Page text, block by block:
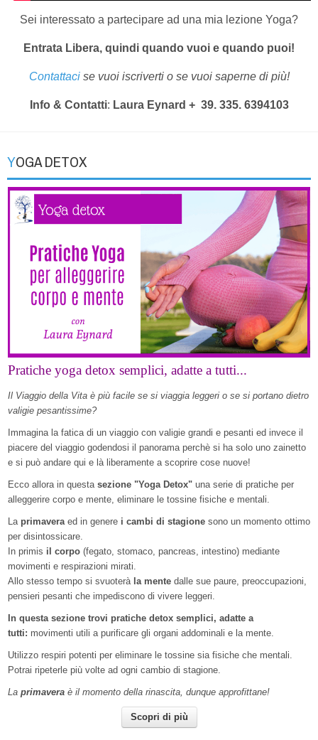
Sei interessato a partecipare ad una mia lezione Yoga?
Entrata Libera, quindi quando vuoi e quando puoi!
Contattacise vuoi iscriverti o se vuoi saperne di più!
Info & Contatti: Laura Eynard + 39. 335. 6394103
YOGA DETOX
Pratiche yoga detox semplici, adatte a tutti...
Il Viaggio della Vita è più facile se si viaggia leggeri o se si portano dietro
valigie pesantissime?
Immagina la fatica di un viaggio con valigie grandi e pesanti ed invece il
piacere del viaggio godendosi il panorama perchè si ha solo uno zainetto
e si può andare qui e là liberamente a scoprire cose nuove!
Ecco allora in questa sezione "Yoga Detox" una serie di pratiche per
alleggerire corpo e mente, eliminare le tossine fisiche e mentali.
La primavera ed in genere i cambi di stagione sono un momento ottimo
per disintossicare.
In primis il corpo (fegato, stomaco, pancreas, intestino) mediante
movimenti e respirazioni mirati.
Allo stesso tempo si svuoterà la mente dalle sue paure, preoccupazioni,
pensieri pesanti che impediscono di vivere leggeri.
In questa sezione trovi pratiche detox semplici, adatte a
tutti: movimenti utili a purificare gli organi addominali e la mente.
Utilizzo respiri potenti per eliminare le tossine sia fisiche che mentali.
Potrai ripeterle più volte ad ogni cambio di stagione.
La primavera è il momento della rinascita, dunque approfittane!
Scopri di più